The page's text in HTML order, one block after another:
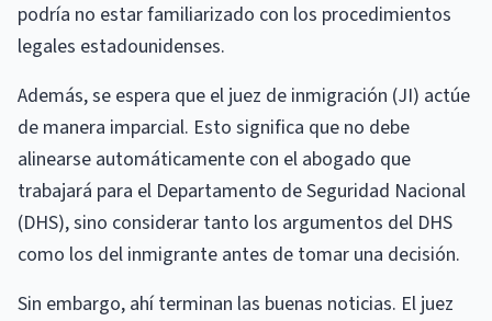
podría no estar familiarizado con los procedimientos
legales estadounidenses.
Además, se espera que el juez de inmigración (JI) actúe
de manera imparcial. Esto significa que no debe
alinearse automáticamente con el abogado que
trabajará para el Departamento de Seguridad Nacional
(DHS), sino considerar tanto los argumentos del DHS
como los del inmigrante antes de tomar una decisión.
Sin embargo, ahí terminan las buenas noticias. El juez